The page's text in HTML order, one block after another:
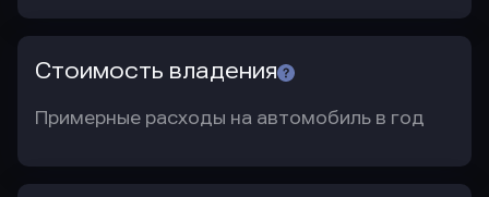
Стоимость владения
Примерные расходы на автомобиль в год